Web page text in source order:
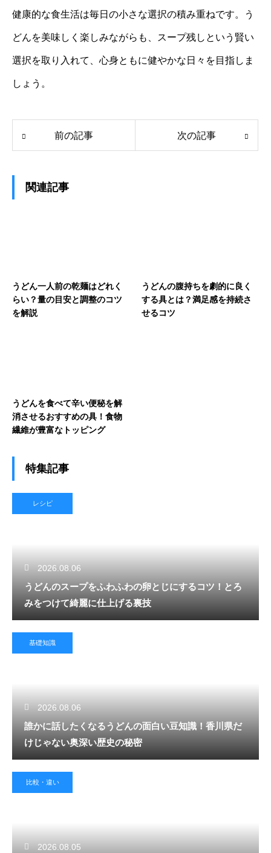
健康的な食生活は毎日の小さな選択の積み重ねです。う
どんを美味しく楽しみながらも、スープ残しという賢い
選択を取り入れて、心身ともに健やかな日々を目指しま
しょう。
前の記事 次の記事
関連記事
うどん一人前の乾麺はどれく
らい？量の目安と調整のコツ
を解説
うどんの腹持ちを劇的に良く
する具とは？満足感を持続さ
せるコツ
うどんを食べて辛い便秘を解
消させるおすすめの具！食物
繊維が豊富なトッピング
特集記事
レシピ
2026.08.06
うどんのスープをふわふわの卵とじにするコツ！とろ
みをつけて綺麗に仕上げる裏技
基礎知識
2026.08.06
誰かに話したくなるうどんの面白い豆知識！香川県だ
けじゃない奥深い歴史の秘密
比較・違い
2026.08.05